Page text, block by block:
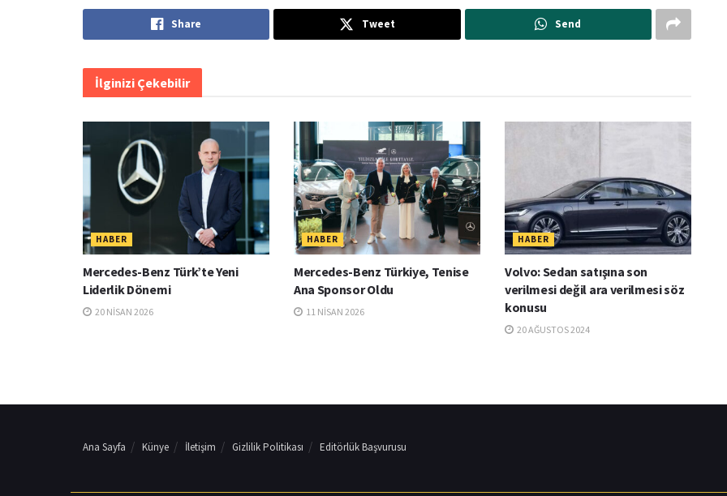
Share Tweet Send
İlginizi Çekebilir
HABER
Mercedes-Benz Türk’te Yeni
Liderlik Dönemi
20 NISAN 2026
HABER
Mercedes-Benz Türkiye, Tenise
Ana Sponsor Oldu
11 NISAN 2026
HABER
Volvo: Sedan satışına son
verilmesi değil ara verilmesi söz
konusu
20 AĞUSTOS 2024
Ana Sayfa Künye İletişim Gizlilik Politikası Editörlük Başvurusu